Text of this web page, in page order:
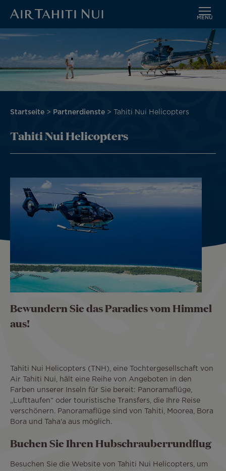
Zum
wechseln
MENÜ
Bild
Pfadnavigation
Startseite Partnerdienste Tahiti Nui Helicopters
Tahiti Nui Helicopters
Bewundern Sie das Paradies vom Himmel
aus!
Tahiti Nui Helicopters (TNH), eine Tochtergesellschaft von
Air Tahiti Nui, hält eine Reihe von Angeboten in den
Farben unserer Inseln für Sie bereit: Panoramaflüge,
„Lufttaufen“ oder touristische Transfers, die Ihre Reise
verschönern. Panoramaflüge sind von Tahiti, Moorea, Bora
Bora und Taha'a aus möglich.
Buchen Sie Ihren Hubschrauberrundflug
Besuchen Sie die Website von Tahiti Nui Helicopters, um